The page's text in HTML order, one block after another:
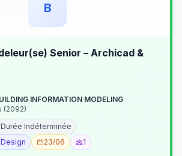
B
Senior – Archicad &
INFORMATION MODELING
(2092)
Indéterminée
23/06 1